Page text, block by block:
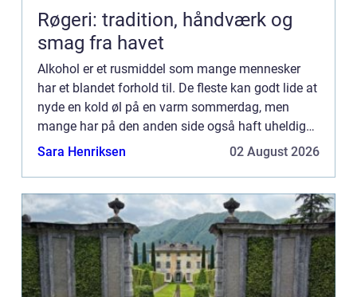
Røgeri: tradition, håndværk og
smag fra havet
Alkohol er et rusmiddel som mange mennesker
har et blandet forhold til. De fleste kan godt lide at
nyde en kold øl på en varm sommerdag, men
mange har på den anden side også haft uheldige
oplevelser, hvor de har indtaget for ...
Sara Henriksen 02 August 2026